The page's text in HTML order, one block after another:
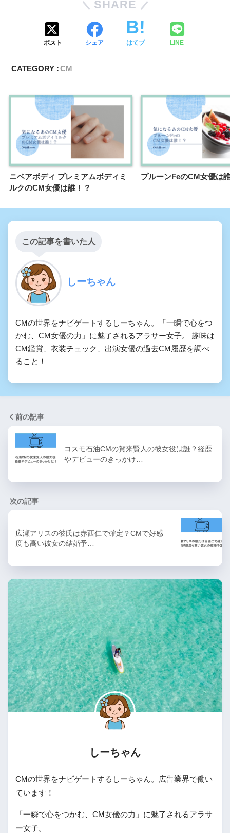
SHARE
ポスト シェア はてブ LINE
CATEGORY :CM
ニベアボディ プレミアムボディミ
ルクのCM女優は誰！？
プルーンFeのCM女優は
この記事を書いた人
しーちゃん
CMの世界をナビゲートするしーちゃん。「一瞬で心をつ
かむ、CM女優の力」に魅了されるアラサー女子。 趣味は
CM鑑賞、衣装チェック、出演女優の過去CM履歴を調べ
ること！
前の記事
コスモ石油CMの賀来賢人の彼女役は誰？経歴
やデビューのきっかけ…
次の記事
広瀬アリスの彼氏は赤西仁で確定？CMで好感
度も高い彼女の結婚予…
しーちゃん
CMの世界をナビゲートするしーちゃん。広告業界で働い
ています！
「一瞬で心をつかむ、CM女優の力」に魅了されるアラサ
ー女子。